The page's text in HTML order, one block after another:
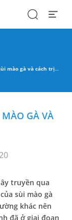
SearchOpen
và cách trị bệnh hiệu quả?
GÀ VÀ
truyền qua
sùi mào gà
khác nên
đã ở giai đoạn